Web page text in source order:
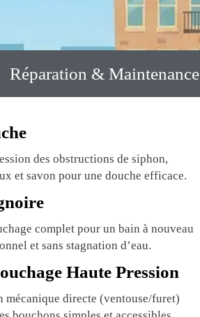
Réparation & Maintenance
des obstructions de siphon,
et savon pour une douche efficace.
complet pour un bain à nouveau
et sans stagnation d’eau.
Haute Pression
mécanique directe (ventouse/furet)